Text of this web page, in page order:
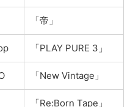
「帝」
「PLAY PURE 3」
「New Vintage」
「Re:Born Tape」